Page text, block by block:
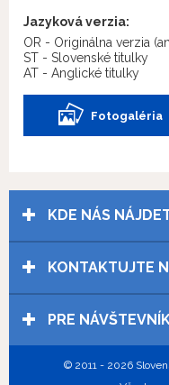
Jazyková verzia:
OR - Originálna verzia
ST - Slovenské titulky
AT - Anglické titulky
Fotogaléria
KDE NÁS
KONTAKTUJTE
PRE
© 2011 - 2026